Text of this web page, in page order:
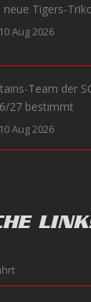
neue Tigers-
10 Aug 2026
Team der
27 bestimmt
10 Aug 2026